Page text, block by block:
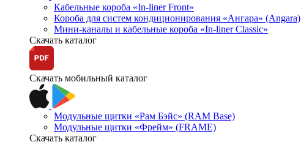
Кабельные короба «In-liner Front»
Короба для систем кондиционирования «Ангара» (Angara)
Мини-каналы и кабельные короба «In-liner Classic»
Скачать каталог
Скачать мобильный каталог
Модульные щитки «Рам Бэйс» (RAM Base)
Модульные щитки «Фрейм» (FRAME)
Скачать каталог